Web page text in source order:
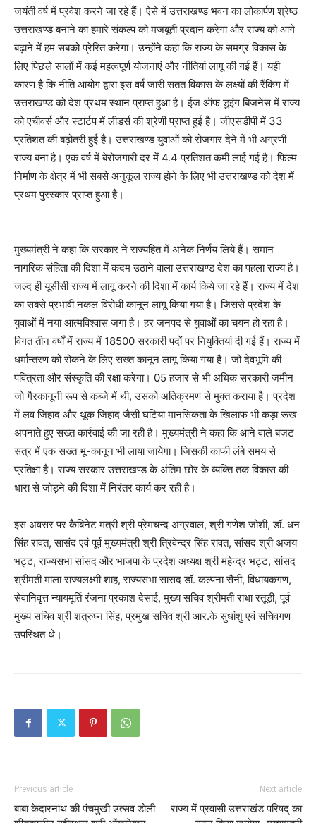
जयंती वर्ष में प्रवेश करने जा रहे हैं। ऐसे में उत्तराखण्ड भवन का लोकार्पण श्रेष्ठ
उत्तराखण्ड बनाने का हमारे संकल्प को मजबूती प्रदान करेगा और राज्य को आगे
बढ़ाने में हम सबको प्रेरित करेगा। उन्होंने कहा कि राज्य के समग्र विकास के
लिए पिछले सालों में कई महत्वपूर्ण योजनाएं और नीतियां लागू की गई हैं। यही
कारण है कि नीति आयोग द्वारा इस वर्ष जारी सतत विकास के लक्ष्यों की रैंकिंग में
उत्तराखण्ड को देश प्रथम स्थान प्राप्त हुआ है। ईज ऑफ डुइंग बिजनेस में राज्य
को एचीवर्स और स्टार्टप में लीडर्स की श्रेणी प्राप्त हुई है। जीएसडीपी में 33
प्रतिशत की बढ़ोतरी हुई है। उत्तराखण्ड युवाओं को रोजगार देने में भी अग्रणी
राज्य बना है। एक वर्ष में बेरोजगारी दर में 4.4 प्रतिशत कमी लाई गई है। फिल्म
निर्माण के क्षेत्र में भी सबसे अनुकूल राज्य होने के लिए भी उत्तराखण्ड को देश में
प्रथम पुरस्कार प्राप्त हुआ है।
मुख्यमंत्री ने कहा कि सरकार ने राज्यहित में अनेक निर्णय लिये हैं। समान
नागरिक संहिता की दिशा में कदम उठाने वाला उत्तराखण्ड देश का पहला राज्य है।
जल्द ही यूसीसी राज्य में लागू करने की दिशा में कार्य किये जा रहे हैं। राज्य में देश
का सबसे प्रभावी नकल विरोधी कानून लागू किया गया है। जिससे प्रदेश के
युवाओं में नया आत्मविश्वास जगा है। हर जनपद से युवाओं का चयन हो रहा है।
विगत तीन वर्षों में राज्य में 18500 सरकारी पदों पर नियुक्तियां दी गई हैं। राज्य में
धर्मान्तरण को रोकने के लिए सख्त कानून लागू किया गया है। जो देवभूमि की
पवित्रता और संस्कृति की रक्षा करेगा। 05 हजार से भी अधिक सरकारी जमीन
जो गैरकानूनी रूप से कब्जे में थी, उसको अतिक्रमण से मुक्त कराया है। प्रदेश
में लव जिहाद और थूक जिहाद जैसी घटिया मानसिकता के खिलाफ भी कड़ा रूख
अपनाते हुए सख्त कार्रवाई की जा रही है। मुख्यमंत्री ने कहा कि आने वाले बजट
सत्र में एक सख्त भू-कानून भी लाया जायेगा। जिसकी काफी लंबे समय से
प्रतिक्षा है। राज्य सरकार उत्तराखण्ड के अंतिम छोर के व्यक्ति तक विकास की
धारा से जोड़ने की दिशा में निरंतर कार्य कर रही है।
इस अवसर पर कैबिनेट मंत्री श्री प्रेमचन्द अग्रवाल, श्री गणेश जोशी, डॉ. धन
सिंह रावत, सासंद एवं पूर्व मुख्यमंत्री श्री त्रिवेन्द्र सिंह रावत, सांसद श्री अजय
भट्ट, राज्यसभा सांसद और भाजपा के प्रदेश अध्यक्ष श्री महेन्द्र भट्ट, सांसद
श्रीमती माला राज्यलक्ष्मी शाह, राज्यसभा सासद डॉ. कल्पना सैनी, विधायकगण,
सेवानिवृत्त न्यायमूर्ति रंजना प्रकाश देसाई, मुख्य सचिव श्रीमती राधा रतूड़ी, पूर्व
मुख्य सचिव श्री शत्रुघ्न सिंह, प्रमुख सचिव श्री आर.के सुधांशु एवं सचिवगण
उपस्थित थे।
Previous article
बाबा केदारनाथ की पंचमुखी उत्सव डोली
Next article
राज्य में प्रवासी उत्तराखंड परिषद् का